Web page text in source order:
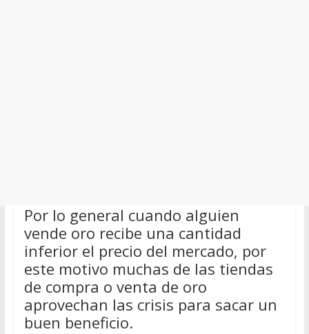
Por lo general cuando alguien
vende oro recibe una cantidad
inferior el precio del mercado, por
este motivo muchas de las tiendas
de compra o venta de oro
aprovechan las crisis para sacar un
buen beneficio.